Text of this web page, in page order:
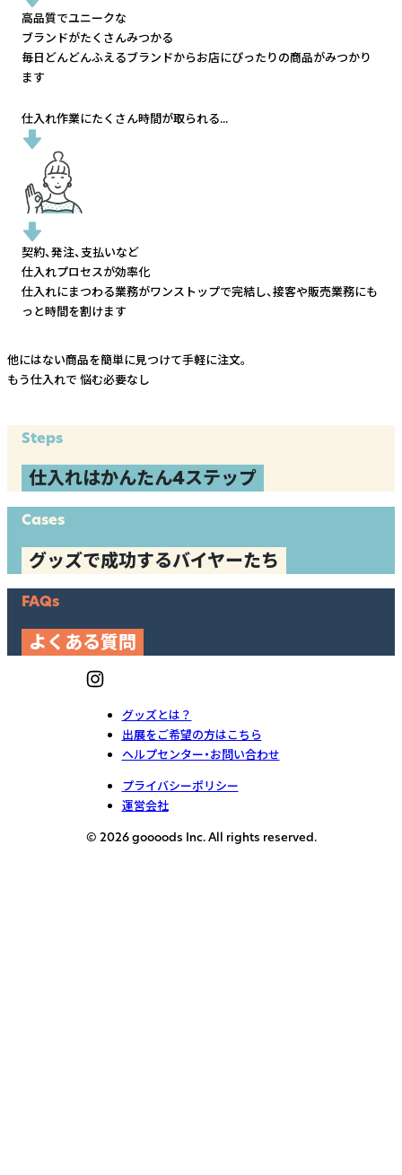
高品質でユニークな
ブランドがたくさんみつかる
毎日どんどんふえるブランドからお店にぴったりの商品がみつかり
ます
仕入れ作業にたくさん時間が取られる...
契約、発注、支払いなど
仕入れプロセスが効率化
仕入れにまつわる業務がワンストップで完結し、接客や販売業務にも
っと時間を割けます
他にはない商品を簡単に見つけて手軽に注文。
もう仕入れで 悩む必要なし
Steps
仕入れはかんたん4ステップ
Cases
グッズで成功するバイヤーたち
FAQs
よくある質問
グッズとは？
出展をご希望の方はこちら
ヘルプセンター・お問い合わせ
プライバシーポリシー
運営会社
© 2026 goooods Inc. All rights reserved.